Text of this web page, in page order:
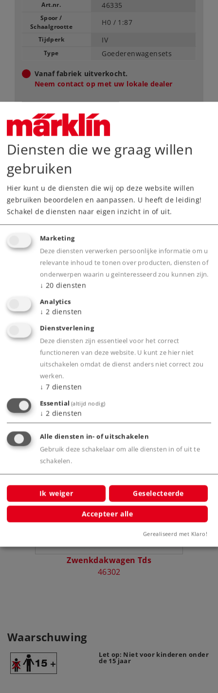
Art.nr. 46335
Spoor /
Schaalgrootte
H0 / 1:87
Tijdperk IV
Type Goederenwagensets
Vanaf fabriek uitverkocht.
Neem contact op met uw lokale dealer
Dealer zoeken
Downloads
Onderdelen bestellen
Highlights
Beweegbare zwenkdakafdekkingen.
Wagentype ideaal voor gesloten treinen.
Product
Productinfo
Bijbehorende producten
Zwenkdakwagen Tds
46302
Waarschuwing
Let op: Niet voor kinderen onder
de 15 jaar
Diensten die we graag willen
gebruiken
Hier kunt u de diensten die wij op deze website willen
gebruiken beoordelen en aanpassen. U heeft de leiding!
Schakel de diensten naar eigen inzicht in of uit.
Marketing
Deze diensten verwerken persoonlijke informatie om u
relevante inhoud te tonen over producten, diensten of
onderwerpen waarin u geïnteresseerd zou kunnen zijn.
↓ 20 diensten
Analytics
↓ 2 diensten
Dienstverlening
Deze diensten zijn essentieel voor het correct
functioneren van deze website. U kunt ze hier niet
uitschakelen omdat de dienst anders niet correct zou
werken.
↓ 7 diensten
Essential (altijd nodig)
↓ 2 diensten
Alle diensten in- of uitschakelen
Gebruik deze schakelaar om alle diensten in of uit te
schakelen.
Ik weiger Geselecteerde
Accepteer alle
Gerealiseerd met Klaro!